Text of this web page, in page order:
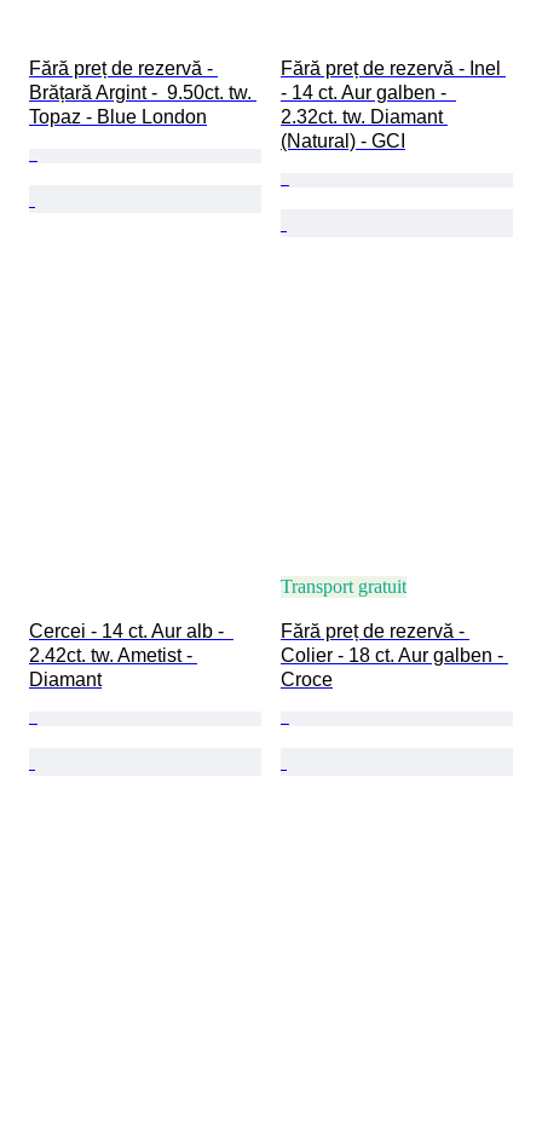
Fără preț de rezervă -
Brățară Argint -  9.50ct. tw.
Topaz - Blue London
Fără preț de rezervă - Inel
- 14 ct. Aur galben -
2.32ct. tw. Diamant
(Natural) - GCI
Cercei - 14 ct. Aur alb -
2.42ct. tw. Ametist -
Diamant
Transport gratuit
Fără preț de rezervă -
Colier - 18 ct. Aur galben -
Croce